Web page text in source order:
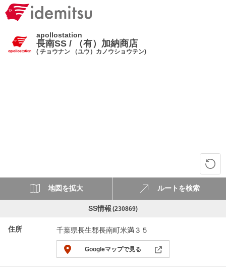
apollostation
長南SS / （有）加納商店
( チョウナン （ユウ）カノウショウテン)
SS情報 (230869)
住所 千葉県長生郡長南町米満３５
Googleマップで見る
地図を拡大 ルートを検索